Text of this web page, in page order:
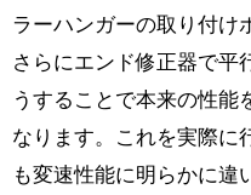
ラーハンガーの取り付け
さらにエンド修正器で平
うすることで本来の性能
なります。これを実際に
も変速性能に明らかに違